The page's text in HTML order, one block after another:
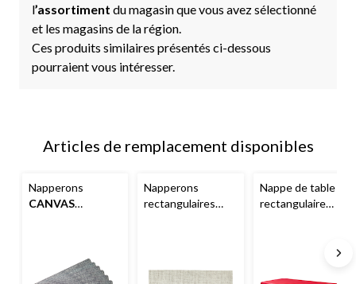
l’assortiment du magasin que vous avez sélectionné
et les magasins de la région.
Ces produits similaires présentés ci-dessous
pourraient vous intéresser.
Articles de remplacement disponibles
Napperons
CANVAS
Napperons
rectangulaires
19 po, paq. 4
Nappe de table
rectangulaire